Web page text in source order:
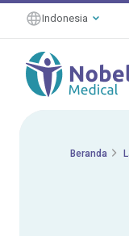
Indonesia
Beranda